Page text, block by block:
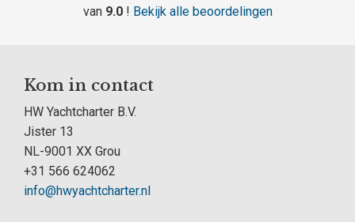
van 9.0 ! Bekijk alle beoordelingen
Kom in contact
HW Yachtcharter B.V.
Jister 13
NL-9001 XX Grou
+31 566 624062
info@hwyachtcharter.nl